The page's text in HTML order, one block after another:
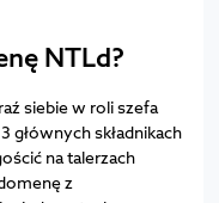
NTLd?
siebie w roli szefa
głównych składnikach
na talerzach
z